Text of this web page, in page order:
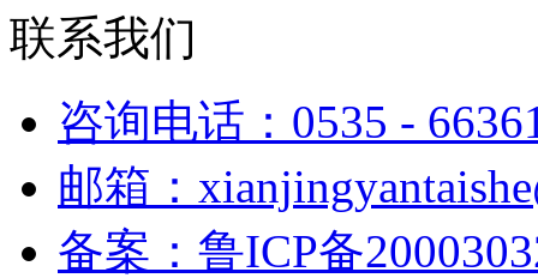
联系我们
咨询电话：0535 -
邮箱：
备案：鲁ICP备